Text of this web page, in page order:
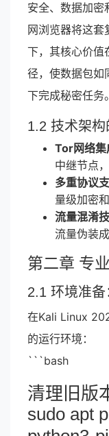
安全、数据加密
网浏览器将这
下，其核心价值
径，使数据包如
下完成秘密任务。
1.2 技术架
Tor网络集
中继节点
多重协议
量级加密
流量混淆
流量伪装
第二章 专
2.1 环境准
在Kali Linux
的运行环境：
```bash
清理旧版
sudo apt